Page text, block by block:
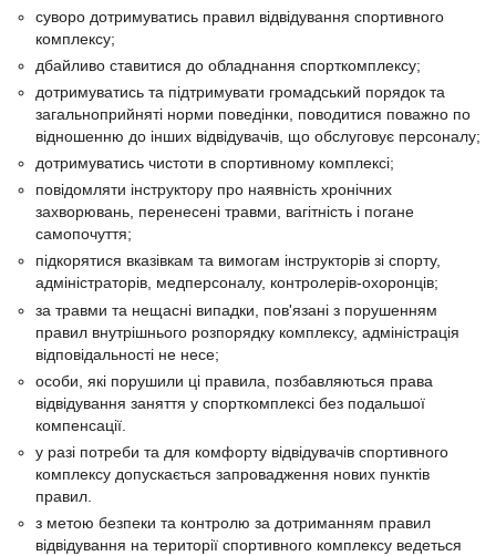
суворо дотримуватись правил відвідування спортивного
комплексу;
дбайливо ставитися до обладнання спорткомплексу;
дотримуватись та підтримувати громадський порядок та
загальноприйняті норми поведінки, поводитися поважно по
відношенню до інших відвідувачів, що обслуговує персоналу;
дотримуватись чистоти в спортивному комплексі;
повідомляти інструктору про наявність хронічних
захворювань, перенесені травми, вагітність і погане
самопочуття;
підкорятися вказівкам та вимогам інструкторів зі спорту,
адміністраторів, медперсоналу, контролерів-охоронців;
за травми та нещасні випадки, пов'язані з порушенням
правил внутрішнього розпорядку комплексу, адміністрація
відповідальності не несе;
особи, які порушили ці правила, позбавляються права
відвідування заняття у спорткомплексі без подальшої
компенсації.
у разі потреби та для комфорту відвідувачів спортивного
комплексу допускається запровадження нових пунктів
правил.
з метою безпеки та контролю за дотриманням правил
відвідування на території спортивного комплексу ведеться